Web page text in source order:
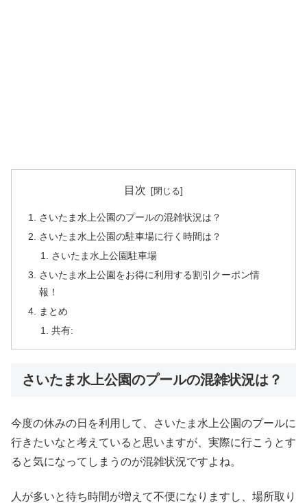
目次
さいたま水上公園のプールの混雑状況は？
さいたま水上公園の駐車場に行く時間は？
さいたま水上公園駐車場
さいたま水上公園をお得に利用する割引クーポン情
報！
まとめ
共有:
さいたま水上公園のプールの混雑状況は？
今度の休みの日を利用して、さいたま水上公園のプールに
行きたいなと考えていると思いますが、実際に行こうとす
ると気になってしまうのが混雑状況ですよね。
人が多いと待ち時間が増えて不便になりますし、場所取り